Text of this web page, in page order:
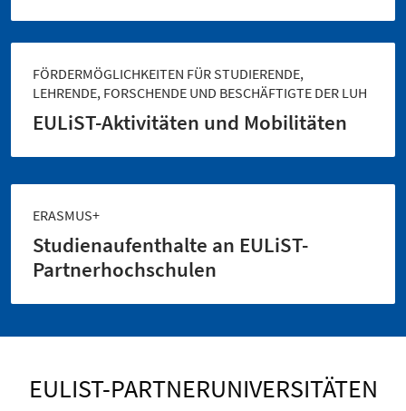
FÖRDERMÖGLICHKEITEN FÜR STUDIERENDE,
LEHRENDE, FORSCHENDE UND BESCHÄFTIGTE DER LUH
EULiST-Aktivitäten und Mobilitäten
ERASMUS+
Studienaufenthalte an EULiST-
Partnerhochschulen
EULIST-PARTNERUNIVERSITÄTEN